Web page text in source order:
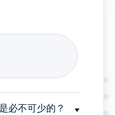
必不可少的？